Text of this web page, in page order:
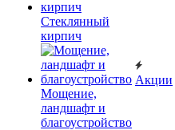
Cтеклянный
кирпич
Мощение,
ландшафт и
благоустройство
Акции